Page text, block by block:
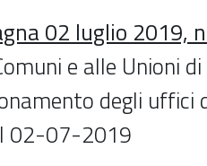
02 luglio 2019,
e alle Unioni
degli uffici
02-07-2019